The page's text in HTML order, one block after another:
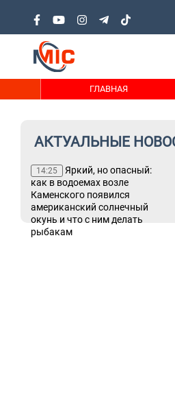
ГЛАВНАЯ
АКТУАЛЬНЫЕ
14:25
Яркий, но опасный:
как в водоемах возле
Каменского появился
американский солнечный
окунь и что с ним делать
рыбакам